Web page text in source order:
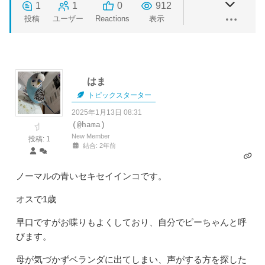
1
投稿
1
ユーザー
0
Reactions
912
表示
投稿: 1
はま
トピックスターター
2025年1月13日 08:31
(@hama)
New Member
結合: 2年前
ノーマルの青いセキセイインコです。
オスで1歳
早口ですがお喋りもよくしており、自分でピーちゃんと呼
びます。
母が気づかずベランダに出てしまい、声がする方を探した